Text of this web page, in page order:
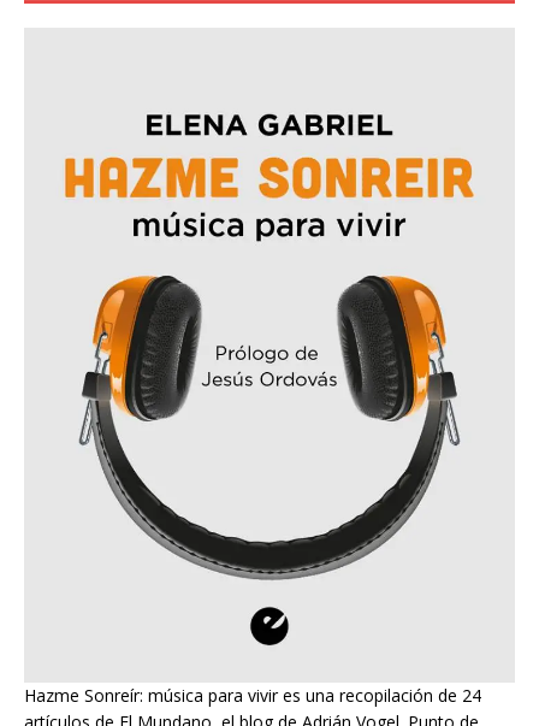
Hazme Sonreír: música para vivir es una recopilación de 24